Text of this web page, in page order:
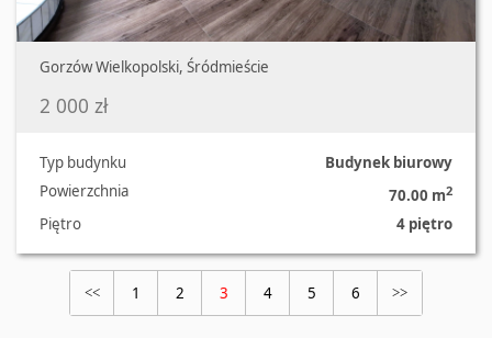
Gorzów Wielkopolski, Śródmieście
2 000 zł
Typ budynku
Budynek biurowy
Powierzchnia
70.00 m2
Piętro 4 piętro
<< 1 2 3 4 5 6 >>